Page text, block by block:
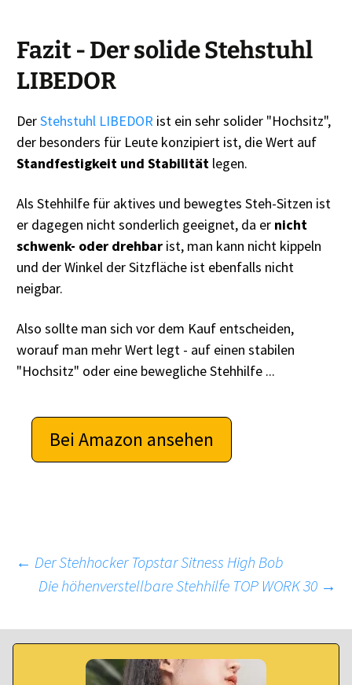
Fazit - Der solide Stehstuhl
LIBEDOR
DerStehstuhl LIBEDOR ist ein sehr solider "Hochsitz",
der besonders für Leute konzipiert ist, die Wert auf
Standfestigkeit und Stabilität legen.
Als Stehhilfe für aktives und bewegtes Steh-Sitzen ist
er dagegen nicht sonderlich geeignet, da er nicht
schwenk- oder drehbar ist, man kann nicht kippeln
und der Winkel der Sitzfläche ist ebenfalls nicht
neigbar.
Also sollte man sich vor dem Kauf entscheiden,
worauf man mehr Wert legt - auf einen stabilen
"Hochsitz" oder eine bewegliche Stehhilfe ...
Bei Amazon ansehen
Beitragsnavigation
← Der Stehhocker Topstar Sitness High Bob
Die höhenverstellbare Stehhilfe TOP WORK 30 →